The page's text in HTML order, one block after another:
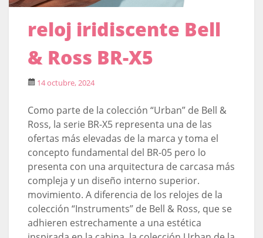
reloj iridiscente Bell
& Ross BR-X5
14 octubre, 2024
Como parte de la colección “Urban” de Bell &
Ross, la serie BR-X5 representa una de las
ofertas más elevadas de la marca y toma el
concepto fundamental del BR-05 pero lo
presenta con una arquitectura de carcasa más
compleja y un diseño interno superior.
movimiento. A diferencia de los relojes de la
colección “Instruments” de Bell & Ross, que se
adhieren estrechamente a una estética